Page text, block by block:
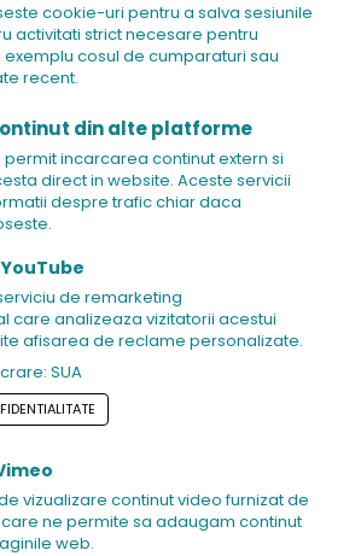
cookie-uri pentru a salva sesiunile
activitati strict necesare pentru
cosul de cumparaturi sau
recent.
din alte platforme
incarcarea continut extern si
direct in website. Aceste servicii
despre trafic chiar daca
de remarketing
care analizeaza vizitatorii acestui
afisarea de reclame personalizate.
SUA
vizualizare continut video furnizat de
ne permite sa adaugam continut
web.